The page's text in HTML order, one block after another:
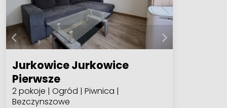
Jurkowice Jurkowice
Pierwsze
2 pokoje | Ogród | Piwnica |
Bezczynszowe